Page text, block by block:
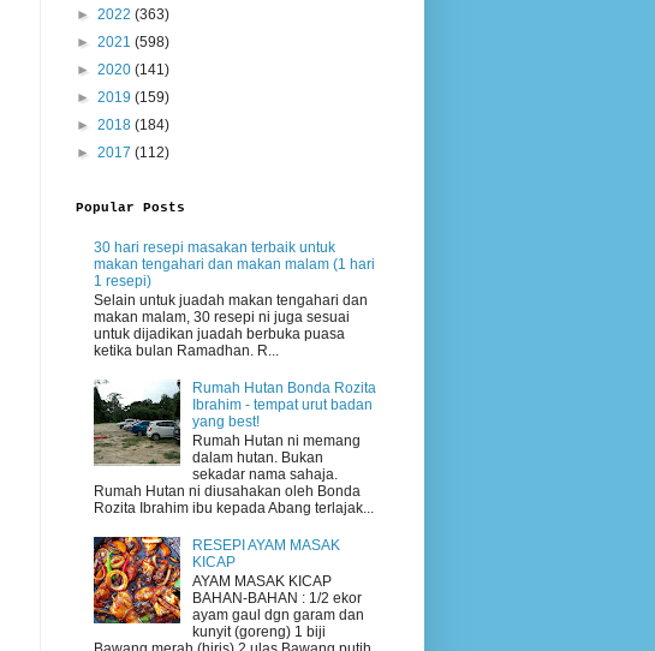
► 2022 (363)
► 2021 (598)
► 2020 (141)
► 2019 (159)
► 2018 (184)
► 2017 (112)
Popular Posts
30 hari resepi masakan terbaik untuk
makan tengahari dan makan malam (1 hari
1 resepi)
Selain untuk juadah makan tengahari dan
makan malam, 30 resepi ni juga sesuai
untuk dijadikan juadah berbuka puasa
ketika bulan Ramadhan. R...
Rumah Hutan Bonda Rozita
Ibrahim - tempat urut badan
yang best!
Rumah Hutan ni memang
dalam hutan. Bukan
sekadar nama sahaja.
Rumah Hutan ni diusahakan oleh Bonda
Rozita Ibrahim ibu kepada Abang terlajak...
RESEPI AYAM MASAK
KICAP
AYAM MASAK KICAP
BAHAN-BAHAN : 1/2 ekor
ayam gaul dgn garam dan
kunyit (goreng) 1 biji